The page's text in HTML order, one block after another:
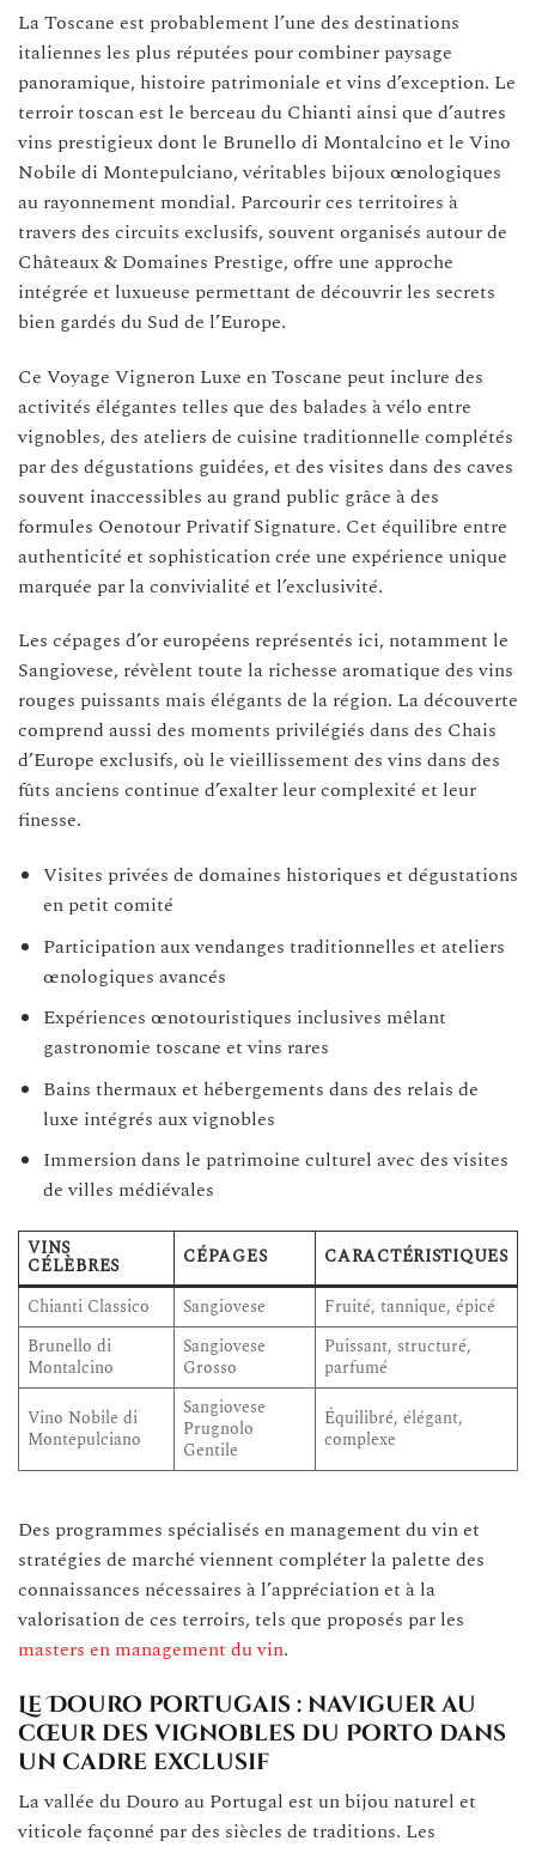
La Toscane est probablement l’une des destinations
italiennes les plus réputées pour combiner paysage
panoramique, histoire patrimoniale et vins d’exception. Le
terroir toscan est le berceau du Chianti ainsi que d’autres
vins prestigieux dont le Brunello di Montalcino et le Vino
Nobile di Montepulciano, véritables bijoux œnologiques
au rayonnement mondial. Parcourir ces territoires à
travers des circuits exclusifs, souvent organisés autour de
Châteaux & Domaines Prestige, offre une approche
intégrée et luxueuse permettant de découvrir les secrets
bien gardés du Sud de l’Europe.
Ce Voyage Vigneron Luxe en Toscane peut inclure des
activités élégantes telles que des balades à vélo entre
vignobles, des ateliers de cuisine traditionnelle complétés
par des dégustations guidées, et des visites dans des caves
souvent inaccessibles au grand public grâce à des
formules Oenotour Privatif Signature. Cet équilibre entre
authenticité et sophistication crée une expérience unique
marquée par la convivialité et l’exclusivité.
Les cépages d’or européens représentés ici, notamment le
Sangiovese, révèlent toute la richesse aromatique des vins
rouges puissants mais élégants de la région. La découverte
comprend aussi des moments privilégiés dans des Chais
d’Europe exclusifs, où le vieillissement des vins dans des
fûts anciens continue d’exalter leur complexité et leur
finesse.
Visites privées de domaines historiques et dégustations
en petit comité
Participation aux vendanges traditionnelles et ateliers
œnologiques avancés
Expériences œnotouristiques inclusives mêlant
gastronomie toscane et vins rares
Bains thermaux et hébergements dans des relais de
luxe intégrés aux vignobles
Immersion dans le patrimoine culturel avec des visites
de villes médiévales
VINS
CÉLÈBRES CÉPAGES
CARACTÉRISTIQUES
Chianti Classico
Sangiovese
Fruité, tannique, épicé
Brunello di
Montalcino
Sangiovese
Grosso
Puissant, structuré,
parfumé
Vino Nobile di
Montepulciano
Sangiovese
Prugnolo
Gentile
Équilibré, élégant,
complexe
Des programmes spécialisés en management du vin et
stratégies de marché viennent compléter la palette des
connaissances nécessaires à l’appréciation et à la
valorisation de ces terroirs, tels que proposés par les
masters en management du vin.
Le Douro portugais : naviguer au
cœur des vignobles du Porto dans
un cadre exclusif
La vallée du Douro au Portugal est un bijou naturel et
viticole façonné par des siècles de traditions. Les